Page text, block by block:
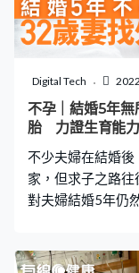
瘡 陳醫生解釋，
由原本的是棕色
色，有些人甚至
不同顏色變化。
質混合時，會導致
態。至於下腸胃道
Digital Tech
不孕｜結婚5年
胎 力證生育能
不少夫婦在結婚後
家，但求子之路
對夫婦結婚5年仍
亞一名家庭醫生在